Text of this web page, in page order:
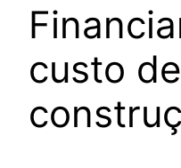
custo de